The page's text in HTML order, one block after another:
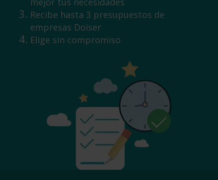
Recibe hasta 3 presupuestos de
empresas Doiser
Elige sin compromiso